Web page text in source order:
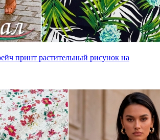
принт растительный рисунок на